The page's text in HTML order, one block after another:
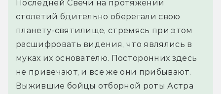
Последней Свечи на протяжении
столетий бдительно оберегали свою
планету-святилище, стремясь при этом
расшифровать видения, что являлись в
муках их основателю. Посторонних здесь
не привечают, и все же они прибывают.
Выжившие бойцы отборной роты Астра